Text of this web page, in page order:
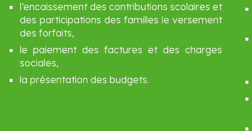
l’encaissement des contributions scolaires et
des participations des familles le versement
des forfaits,
le paiement des factures et des charges
sociales,
la présentation des budgets.